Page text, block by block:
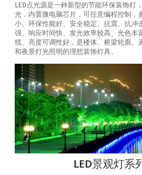
LED点光源是一种新型的节能环保装饰灯
光，内置微电脑芯片，可任意编程控制，
小、环保性能好、安全稳定、抗震、抗冲
强、响应时间快、发光效率较高、光色丰
线、亮度可调性好，是楼体、桥梁轮廓、
和夜景灯光照明的理想装饰灯具。
LED景观灯系